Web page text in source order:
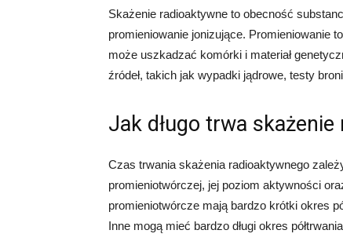
Skażenie radioaktywne to obecność
promieniowanie jonizujące. Promieniowanie
może uszkadzać komórki i materiał
źródeł, takich jak wypadki jądrowe, testy
Jak długo trwa skażenie
Czas trwania skażenia radioaktywnego
promieniotwórczej, jej poziom aktywności
promieniotwórcze mają bardzo krótki okres
Inne mogą mieć bardzo długi okres